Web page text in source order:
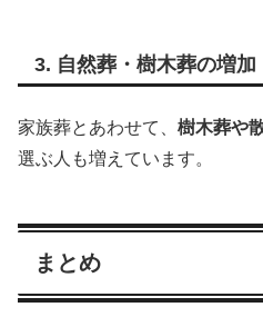
3. 自然葬・樹木葬の増加
家族葬とあわせて、 樹木葬や
選ぶ人も増えています。
まとめ